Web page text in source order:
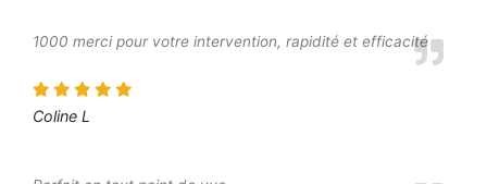
1000 merci pour votre intervention, rapidité et efficacité
Coline L